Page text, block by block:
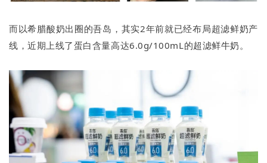
而以希腊酸奶出圈的吾岛，其实2年前就已经布局超滤鲜奶产
线，近期上线了蛋白含量高达6.0g/100mL的超滤鲜牛奶。